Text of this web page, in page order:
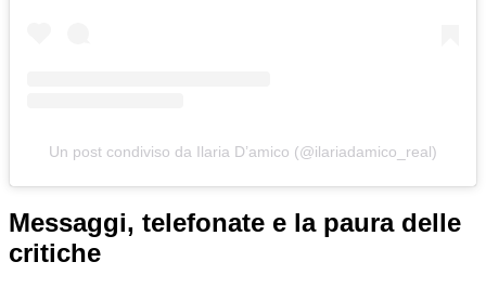
Un post condiviso da Ilaria D’amico (@ilariadamico_real)
Messaggi, telefonate e la paura delle
critiche